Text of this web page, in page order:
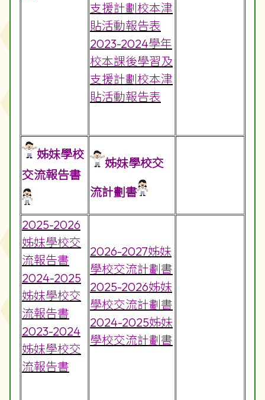
支援計劃校本津
貼活動報告表
2023-2024學年
校本課後學習及
支援計劃校本津
貼活動報告表
姊妹學校
交流報告書
姊妹學校交
流計劃書
2025-2026
姊妹學校交
流報告書
2024-2025
姊妹學校交
流報告書
2023-2024
姊妹學校交
流報告書
2026-2027姊妹
學校交流計劃書
2025-2026姊妹
學校交流計劃書
2024-2025姊妹
學校交流計劃書